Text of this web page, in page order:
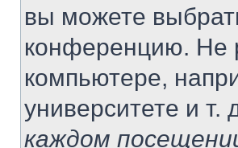
вы можете
конференцию. Не
компьютере,
университете и т.
каждом